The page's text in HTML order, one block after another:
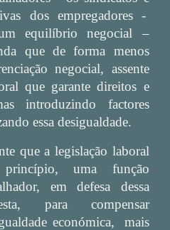
dos empregadores -
equilíbrio negocial –
que de forma menos
negocial, assente
que garante direitos e
introduzindo factores
essa desigualdade.
que a legislação laboral
uma função
em defesa dessa
para compensar
económica, mais